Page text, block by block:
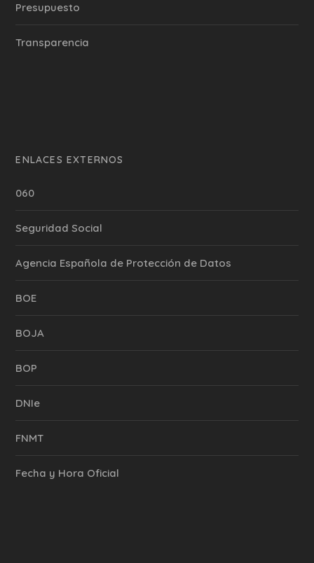
Presupuesto
Transparencia
ENLACES EXTERNOS
060
Seguridad Social
Agencia Española de Protección de Datos
BOE
BOJA
BOP
DNIe
FNMT
Fecha y Hora Oficial